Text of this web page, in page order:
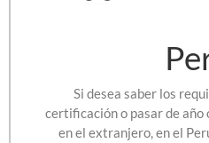
Si desea saber los
certificación o pasar de año
en el extranjero, en el